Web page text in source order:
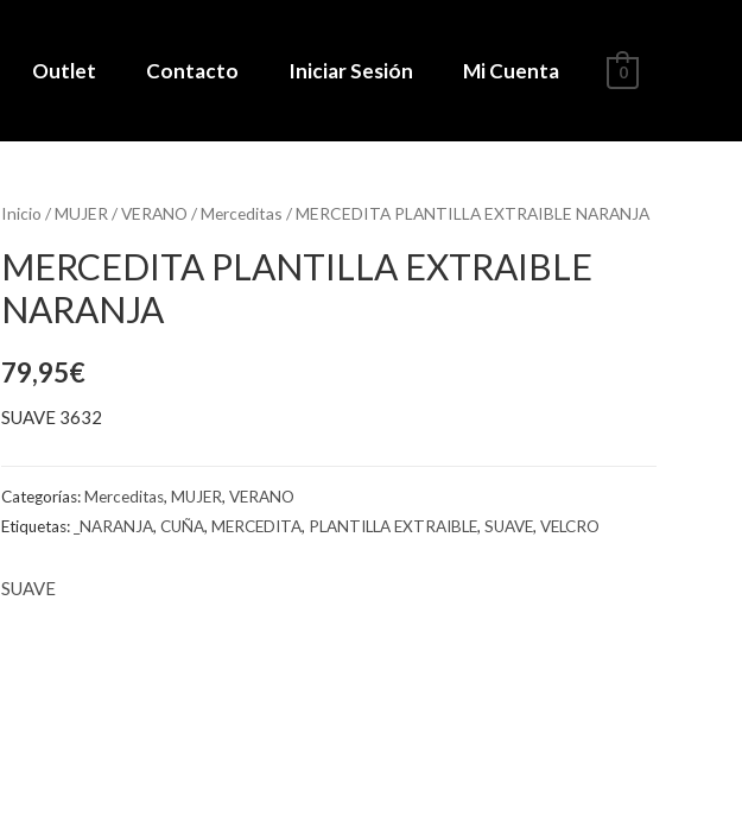
Outlet Contacto Iniciar Sesión Mi Cuenta 0
Inicio /MUJER /VERANO /Merceditas / MERCEDITA PLANTILLA EXTRAIBLE NARANJA
MERCEDITA PLANTILLA EXTRAIBLE
NARANJA
79,95€
SUAVE 3632
Categorías:Merceditas, MUJER, VERANO
Etiquetas: _NARANJA, CUÑA, MERCEDITA, PLANTILLA EXTRAIBLE, SUAVE, VELCRO
SUAVE